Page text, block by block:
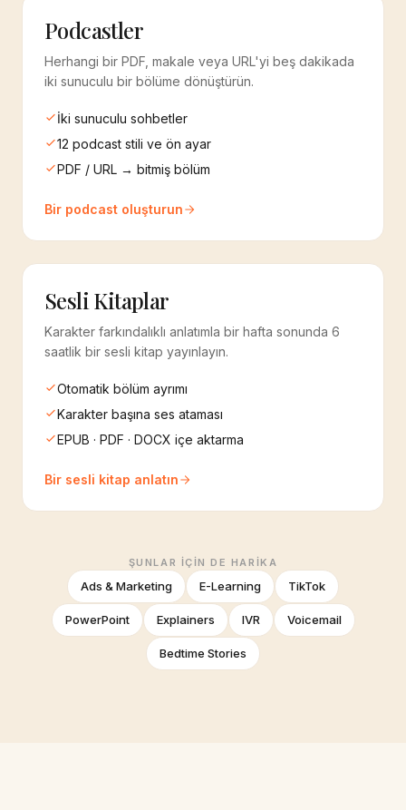
Podcastler
Herhangi bir PDF, makale veya URL'yi beş dakikada
iki sunuculu bir bölüme dönüştürün.
İki sunuculu sohbetler
12 podcast stili ve ön ayar
PDF / URL → bitmiş bölüm
Bir podcast oluşturun
Sesli Kitaplar
Karakter farkındalıklı anlatımla bir hafta sonunda 6
saatlik bir sesli kitap yayınlayın.
Otomatik bölüm ayrımı
Karakter başına ses ataması
EPUB · PDF · DOCX içe aktarma
Bir sesli kitap anlatın
ŞUNLAR IÇIN DE HARIKA
Ads & Marketing E-Learning TikTok
PowerPoint Explainers IVR Voicemail
Bedtime Stories